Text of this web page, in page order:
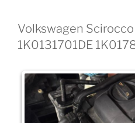
Volkswagen
1K0131701DE